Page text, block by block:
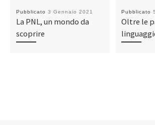
Pubblicato 3 Gennaio 2021
La PNL, un mondo da
scoprire
Pubblicato
Oltre le